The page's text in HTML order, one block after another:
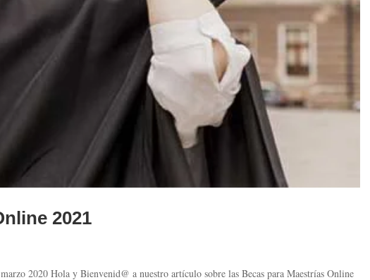
2021
2020 Hola y Bienvenid@ a nuestro artículo sobre las Becas para Maestrías Online